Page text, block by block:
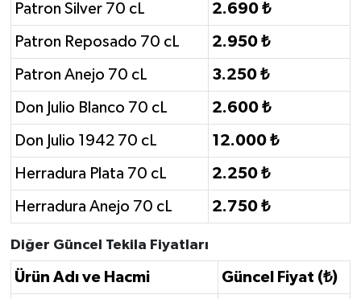
Patron Silver 70 cL 2.690 ₺
Patron Reposado 70 cL 2.950 ₺
Patron Anejo 70 cL 3.250 ₺
Don Julio Blanco 70 cL 2.600 ₺
Don Julio 1942 70 cL 12.000 ₺
Herradura Plata 70 cL 2.250 ₺
Herradura Anejo 70 cL 2.750 ₺
Diğer Güncel Tekila Fiyatları
Ürün Adı ve Hacmi Güncel Fiyat (₺)